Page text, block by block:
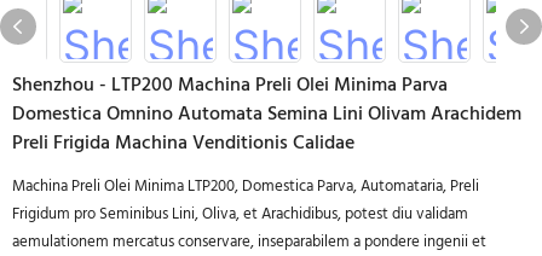
Shenzhou - LTP200 Machina Preli Olei Minima Parva
Domestica Omnino Automata Semina Lini Olivam Arachidem
Preli Frigida Machina Venditionis Calidae
Machina Preli Olei Minima LTP200, Domestica Parva, Automataria, Preli
Frigidum pro Seminibus Lini, Oliva, et Arachidibus, potest diu validam
aemulationem mercatus conservare, inseparabilem a pondere ingenii et